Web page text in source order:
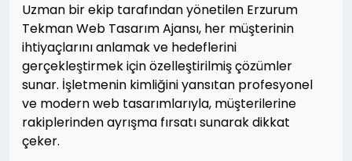
Uzman bir ekip tarafından yönetilen Erzurum
Tekman Web Tasarım Ajansı, her müşterinin
ihtiyaçlarını anlamak ve hedeflerini
gerçekleştirmek için özelleştirilmiş çözümler
sunar. İşletmenin kimliğini yansıtan profesyonel
ve modern web tasarımlarıyla, müşterilerine
rakiplerinden ayrışma fırsatı sunarak dikkat
çeker.